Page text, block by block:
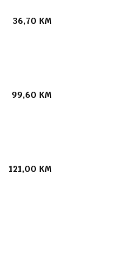
36,70 KM
99,60 KM
121,00 KM